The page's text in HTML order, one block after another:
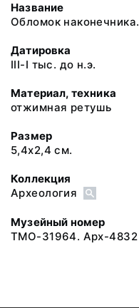
Название
Обломок наконечника.
Датировка
III-I тыс. до н.э.
Материал, техника
отжимная ретушь
Размер
5,4х2,4 см.
Коллекция
Археология
Музейный номер
ТМО-31964. Арх-4832